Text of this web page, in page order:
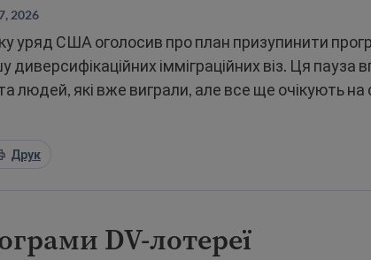
2026
уряд США оголосив про план призупинити
диверсифікаційних імміграційних віз. Ця пауза
людей, які вже виграли, але все ще очікують на
Друк
DV-лотереї